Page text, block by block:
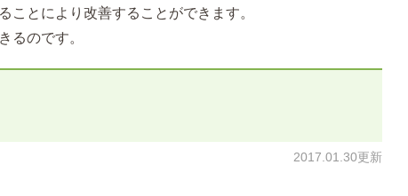
とにより改善することができます。
るのです。
2017.01.30更新